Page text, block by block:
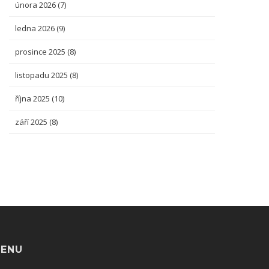
února 2026 (7)
ledna 2026 (9)
prosince 2025 (8)
listopadu 2025 (8)
října 2025 (10)
září 2025 (8)